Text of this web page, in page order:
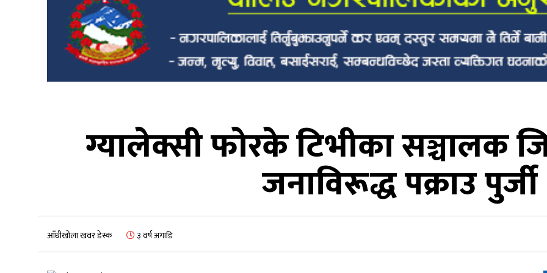
ग्यालेक्सी फोरके टिभीका सञ्चालक
जनाविरूद्ध पक्राउ पुर्जी
आँधीखोला खवर डेस्क ३ वर्ष अगाडि